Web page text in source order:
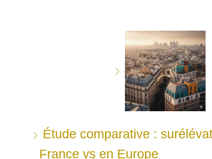
Étude comparative :
France vs en Europe